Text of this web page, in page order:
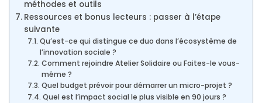
méthodes et outils
Ressources et bonus lecteurs : passer à l’étape
suivante
Qu’est-ce qui distingue ce duo dans l’écosystème de
l’innovation sociale ?
Comment rejoindre Atelier Solidaire ou Faites-le vous-
même ?
Quel budget prévoir pour démarrer un micro-projet ?
Quel est l’impact social le plus visible en 90 jours ?